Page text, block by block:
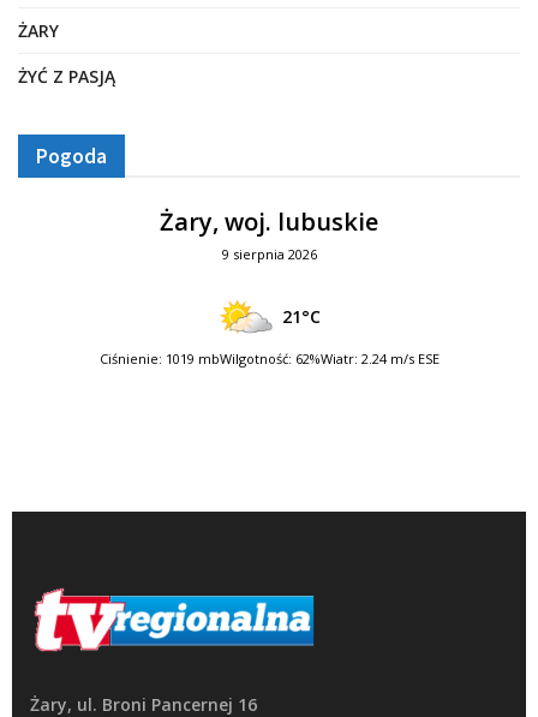
ŻARY
ŻYĆ Z PASJĄ
Pogoda
Żary, woj. lubuskie
9 sierpnia 2026
21°C
Ciśnienie: 1019 mbWilgotność: 62%Wiatr: 2.24 m/s ESE
Żary, ul. Broni Pancernej 16